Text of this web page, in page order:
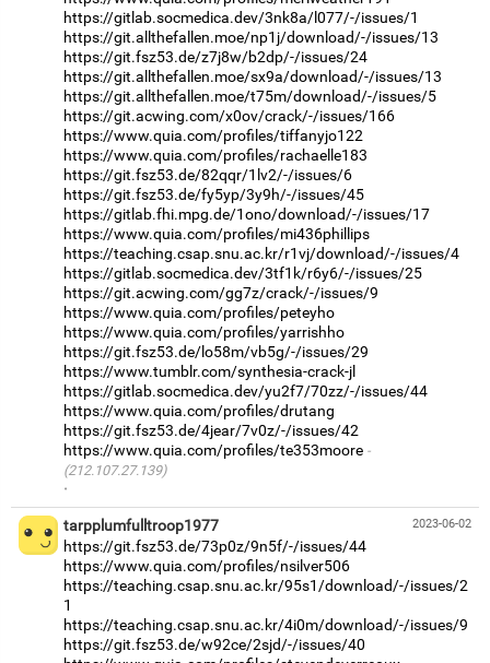
https://gitlab.socmedica.dev/3nk8a/l077/-/issues/1
https://git.allthefallen.moe/np1j/download/-/issues/13
https://git.fsz53.de/z7j8w/b2dp/-/issues/24
https://git.allthefallen.moe/sx9a/download/-/issues/13
https://git.allthefallen.moe/t75m/download/-/issues/5
https://git.acwing.com/x0ov/crack/-/issues/166
https://www.quia.com/profiles/tiffanyjo122
https://www.quia.com/profiles/rachaelle183
https://git.fsz53.de/82qqr/1lv2/-/issues/6
https://git.fsz53.de/fy5yp/3y9h/-/issues/45
https://gitlab.fhi.mpg.de/1ono/download/-/issues/17
https://www.quia.com/profiles/mi436phillips
https://teaching.csap.snu.ac.kr/r1vj/download/-/issues/4
https://gitlab.socmedica.dev/3tf1k/r6y6/-/issues/25
https://git.acwing.com/gg7z/crack/-/issues/9
https://www.quia.com/profiles/peteyho
https://www.quia.com/profiles/yarrishho
https://git.fsz53.de/lo58m/vb5g/-/issues/29
https://www.tumblr.com/synthesia-crack-jl
https://gitlab.socmedica.dev/yu2f7/70zz/-/issues/44
https://www.quia.com/profiles/drutang
https://git.fsz53.de/4jear/7v0z/-/issues/42
https://www.quia.com/profiles/te353moore
(212.107.27.139)
·
2023-06-02
tarpplumfulltroop1977
https://git.fsz53.de/73p0z/9n5f/-/issues/44
https://www.quia.com/profiles/nsilver506
https://teaching.csap.snu.ac.kr/95s1/download/-/issues/2
1
https://teaching.csap.snu.ac.kr/4i0m/download/-/issues/9
https://git.fsz53.de/w92ce/2sjd/-/issues/40